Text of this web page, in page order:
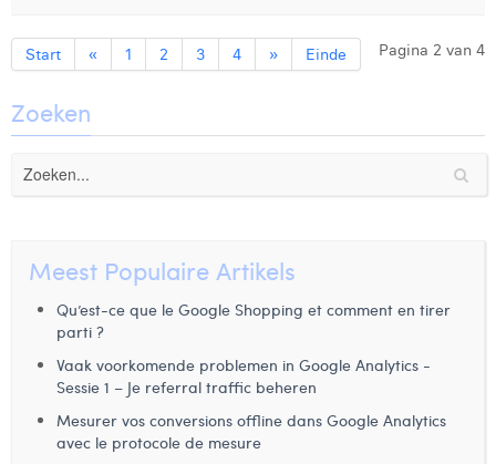
Pagina 2 van 4
Start « 1 2 3 4 » Einde
Zoeken
Meest Populaire Artikels
Qu’est-ce que le Google Shopping et comment en tirer
parti ?
Vaak voorkomende problemen in Google Analytics -
Sessie 1 – Je referral traffic beheren
Mesurer vos conversions offline dans Google Analytics
avec le protocole de mesure